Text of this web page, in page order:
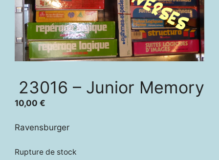
23016 – Junior Memory
10,00 €
Ravensburger
Rupture de stock